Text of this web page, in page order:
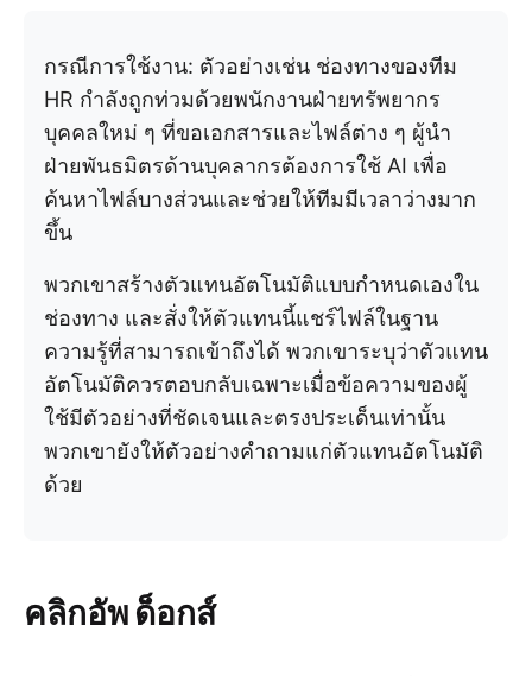
กรณีการใช้งาน: ตัวอย่างเช่น ช่องทางของทีม
HR กำลังถูกท่วมด้วยพนักงานฝ่ายทรัพยากร
บุคคลใหม่ ๆ ที่ขอเอกสารและไฟล์ต่าง ๆ ผู้นำ
ฝ่ายพันธมิตรด้านบุคลากรต้องการใช้ AI เพื่อ
ค้นหาไฟล์บางส่วนและช่วยให้ทีมมีเวลาว่างมาก
ขึ้น
พวกเขาสร้างตัวแทนอัตโนมัติแบบกำหนดเองใน
ช่องทาง และสั่งให้ตัวแทนนี้แชร์ไฟล์ในฐาน
ความรู้ที่สามารถเข้าถึงได้ พวกเขาระบุว่าตัวแทน
อัตโนมัติควรตอบกลับเฉพาะเมื่อข้อความของผู้
ใช้มีตัวอย่างที่ชัดเจนและตรงประเด็นเท่านั้น
พวกเขายังให้ตัวอย่างคำถามแก่ตัวแทนอัตโนมัติ
ด้วย
คลิกอัพ ด็อกส์